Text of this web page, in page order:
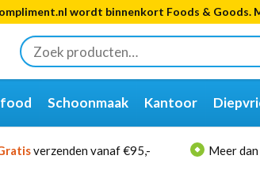
wordt binnenkort Foods & Goods.
Zoeken
naar:
Schoonmaak Kantoor
verzenden vanaf €95,- Meer dan